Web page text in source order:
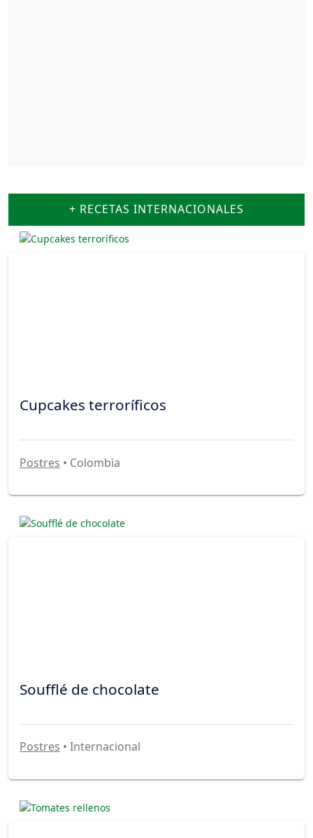
+ RECETAS INTERNACIONALES
Cupcakes terroríficos
Postres • Colombia
Soufflé de chocolate
Postres • Internacional